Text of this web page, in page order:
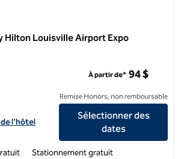
Hilton Louisville Airport Expo
l'hôtel Home2 Suites by Hilton Louisville
l'hôtel
À partir de* 94 $
Remise Honors, non remboursable
Sélectionner des
dates
Stationnement gratuit